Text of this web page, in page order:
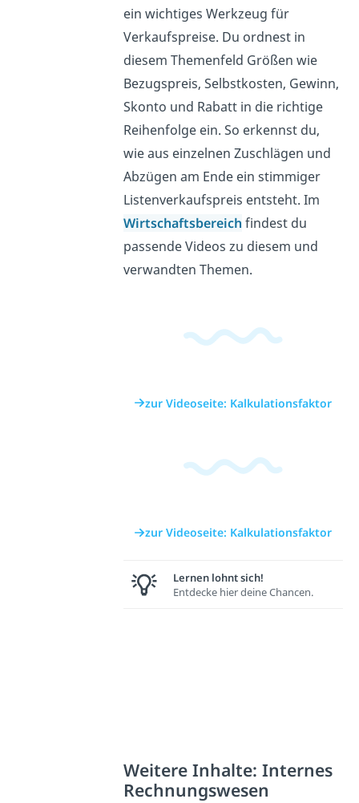
ein wichtiges Werkzeug für
Verkaufspreise. Du ordnest in
diesem Themenfeld Größen wie
Bezugspreis, Selbstkosten, Gewinn,
Skonto und Rabatt in die richtige
Reihenfolge ein. So erkennst du,
wie aus einzelnen Zuschlägen und
Abzügen am Ende ein stimmiger
Listenverkaufspreis entsteht. Im
Wirtschaftsbereich findest du
passende Videos zu diesem und
verwandten Themen.
zur Videoseite: Kalkulationsfaktor
zur Videoseite: Kalkulationsfaktor
Lernen lohnt sich!
Entdecke hier deine Chancen.
Weitere Inhalte: Internes
Rechnungswesen